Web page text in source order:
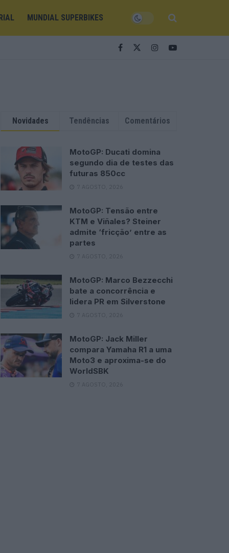
MUNDIAL SUPERBIKES
Novidades Tendências Comentários
MotoGP: Ducati domina
segundo dia de testes das
futuras 850cc
7 AGOSTO, 2026
MotoGP: Tensão entre
KTM e Viñales? Steiner
admite ‘fricção’ entre as
partes
7 AGOSTO, 2026
MotoGP: Marco Bezzecchi
bate a concorrência e
lidera PR em Silverstone
7 AGOSTO, 2026
MotoGP: Jack Miller
compara Yamaha R1 a uma
Moto3 e aproxima-se do
WorldSBK
7 AGOSTO, 2026